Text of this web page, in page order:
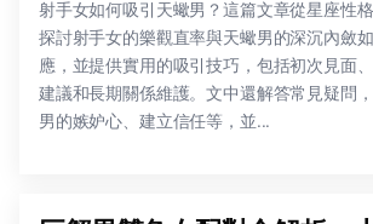
射手女如何吸引天蠍男？這篇文章從星座性
探討射手女的樂觀直率與天蠍男的深沉內斂
應，並提供實用的吸引技巧，包括初次見面
建議和長期關係維護。文中還解答常見疑問
男的嫉妒心、建立信任等，並...